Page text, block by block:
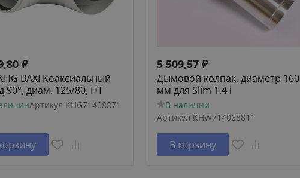
₽
BAXI Коаксиальный
90°, диам. 125/80, HT
Артикул KHG71408871
5 509,57 ₽
Дымовой колпак, диаметр 160
мм для Slim 1.4 i
В наличии
Артикул KHW714068811
В корзину